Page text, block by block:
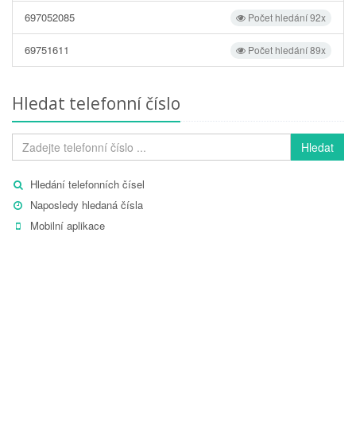
Počet hledání 92x
697052085
Počet hledání 89x
69751611
Hledat telefonní číslo
Hledat
Hledání telefonních čísel
Naposledy hledaná čísla
Mobilní aplikace